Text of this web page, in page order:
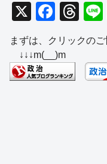
X
F
a
c
e
b
T
hr
e
a
d
まずは、クリックの
↓↓↓m(__)m